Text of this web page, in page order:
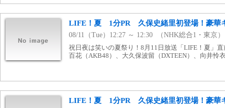
LIFE！夏 1分PR 久保史緒里初登場！豪華
08/11（Tue）12:27 ～ 12:30 （NHK総合1・東京）
祝日夜は笑いの夏祭り！8月11日放送「LIFE！夏」
百花（AKB48）、大久保波留（DXTEEN）、向井怜
LIFE！夏 1分PR 久保史緒里初登場！豪華